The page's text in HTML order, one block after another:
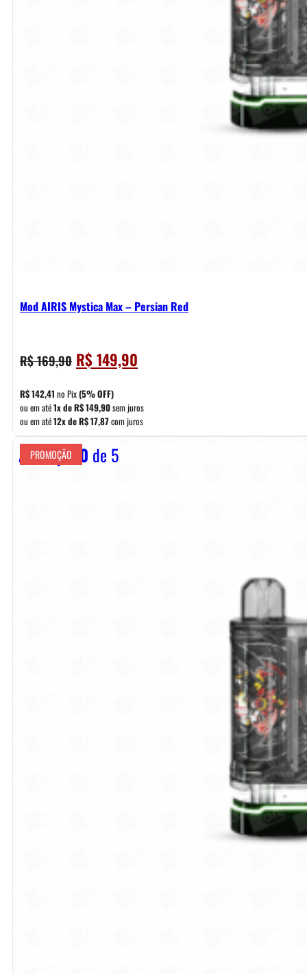
Mod AIRIS Mystica Max – Persian Red
R$169,90 O
preço
original
era:
R$ 169,90.
R$149,90
preço
é:
R$ 149,90.
R$142,41 no Pix(5% OFF)
ou em até1x deR$149,90sem juros
ou em até12x deR$17,87com juros
Avaliação 0 de 5
PROMOÇÃO